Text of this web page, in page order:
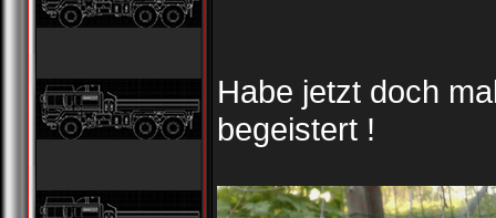
Habe jetzt doch
begeistert !